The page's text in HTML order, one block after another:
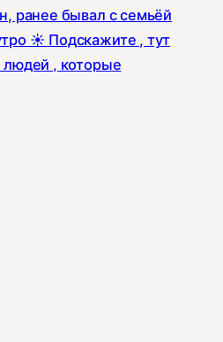
ранее бывал с семьёй
☀️ Подскажите , тут
людей , которые